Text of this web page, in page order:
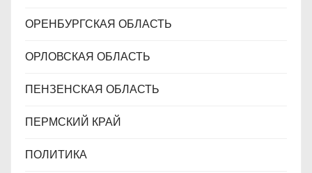
ОРЕНБУРГСКАЯ ОБЛАСТЬ
ОРЛОВСКАЯ ОБЛАСТЬ
ПЕНЗЕНСКАЯ ОБЛАСТЬ
ПЕРМСКИЙ КРАЙ
ПОЛИТИКА